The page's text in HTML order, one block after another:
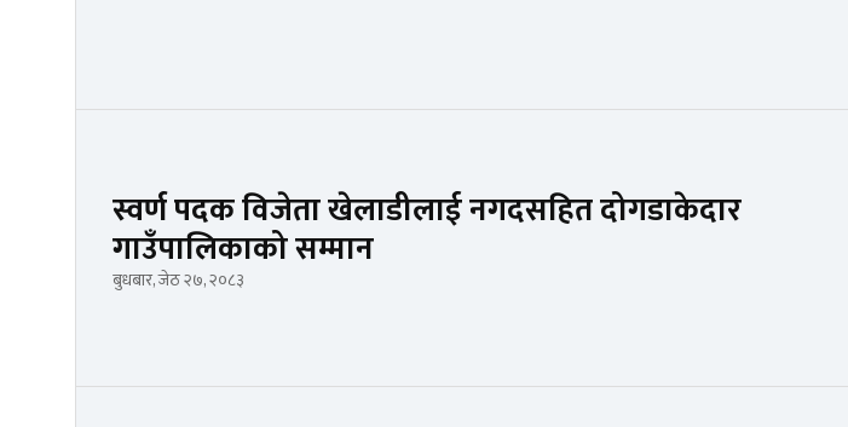
स्वर्ण पदक विजेता खेलाडीलाई नगदसहित दोगडाकेदार
गाउँपालिकाको सम्मान
बुधबार, जेठ २७, २०८३